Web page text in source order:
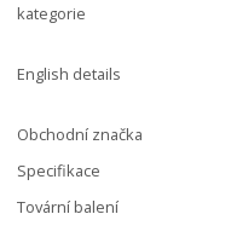
kategorie
English details
Obchodní značka
Specifikace
Tovární balení